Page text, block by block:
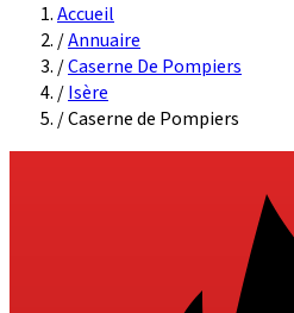
Accueil
/Annuaire
/Caserne De Pompiers
/Isère
/Caserne de Pompiers